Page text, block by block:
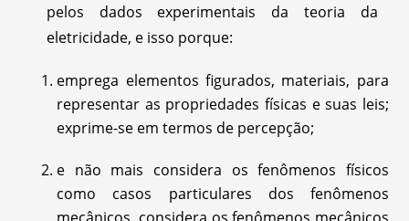
pelos dados experimentais da teoria da
eletricidade, e isso porque:
emprega elementos figurados, materiais, para
representar as propriedades físicas e suas leis;
exprime-se em termos de percepção;
e não mais considera os fenômenos físicos
como casos particulares dos fenômenos